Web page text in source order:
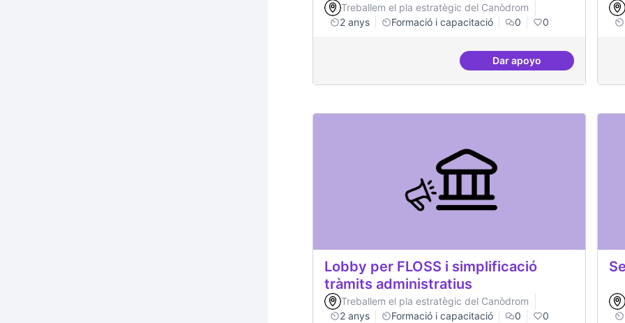
Treballem el pla estratègic del Canòdrom
2 anys
Formació i capacitació 0 0
Dar apoyoTenir un programa
Lobby per FLOSS i simplificació
tràmits administratius
Treballem el pla estratègic del Canòdrom
2 anys
Formació i capacitació 0 0